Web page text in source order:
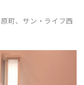
町、サン・ライフ西